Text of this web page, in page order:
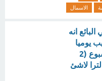
الاسمال
انه
يوميا
فكم لترا سيحصل في اسبوع (2
لاشئ